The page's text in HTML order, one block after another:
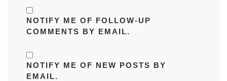
NOTIFY ME OF FOLLOW-UP
COMMENTS BY EMAIL.
NOTIFY ME OF NEW POSTS BY
EMAIL.